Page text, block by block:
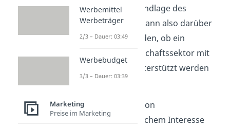
Marktes. Auf Grundlage des
Marktvolumens kann also darüber
entschieden werden, ob ein
bestimmter Wirtschaftssektor mit
Fördermitteln unterstützt werden
sollte oder nicht.
Ein weiterer Fall von
wirtschaftspolitischem Interesse
Werbemittel
Werbeträger
2/3 – Dauer: 03:49
Werbebudget
3/3 – Dauer: 03:39
Marketing
Preise im Marketing